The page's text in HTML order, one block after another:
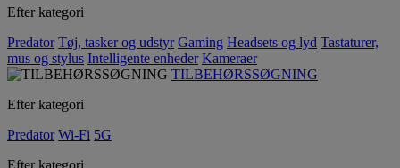
Efter kategori
Predator Tøj, tasker og udstyr Gaming Headsets og lyd Tastaturer,
mus og stylus Intelligente enheder Kameraer
TILBEHØRSSØGNING
Efter kategori
Predator Wi-Fi 5G
Efter kategori